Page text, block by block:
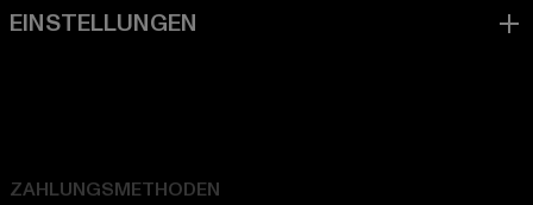
ZAHLUNGSMETHODEN